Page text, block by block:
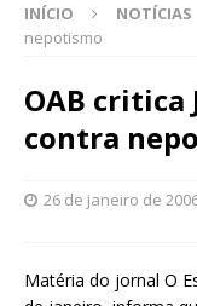
INÍCIO NOTÍCIAS
nepotismo
OAB
contra
26 de janeiro de
Matéria do jornal O